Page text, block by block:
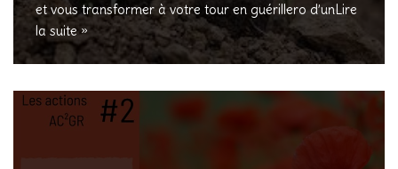
et vous transformer à votre tour en guérillero d’unLire
la suite »